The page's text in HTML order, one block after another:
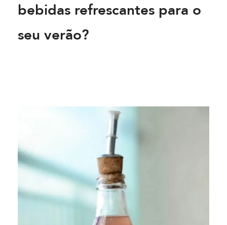
bebidas refrescantes para o
seu verão?